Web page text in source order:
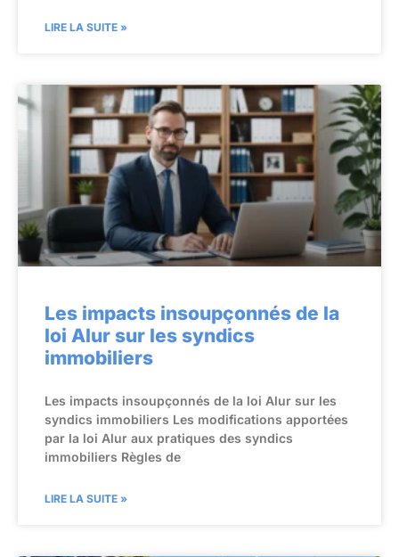
LIRE LA SUITE »
Les impacts insoupçonnés de la
loi Alur sur les syndics
immobiliers
Les impacts insoupçonnés de la loi Alur sur les
syndics immobiliers Les modifications apportées
par la loi Alur aux pratiques des syndics
immobiliers Règles de
LIRE LA SUITE »